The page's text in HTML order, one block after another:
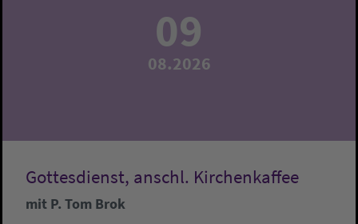
09
08.2026
Gottesdienst, anschl. Kirchenkaffee
mit P. Tom Brok